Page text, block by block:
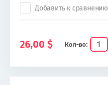
Кол-во:
Добавить к сравнению
26,00 $